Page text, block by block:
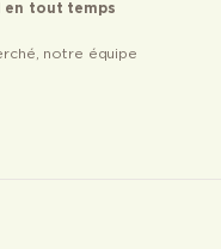
en tout temps
notre équipe